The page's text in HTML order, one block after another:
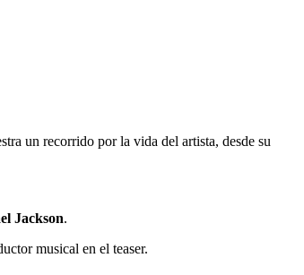
un recorrido por la vida del artista, desde su
Jackson.
musical en el teaser.